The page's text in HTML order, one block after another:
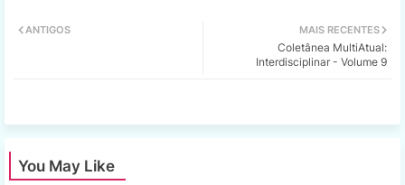
MAIS RECENTES
Coletânea MultiAtual:
Interdisciplinar - Volume 9
ANTIGOS
You May Like